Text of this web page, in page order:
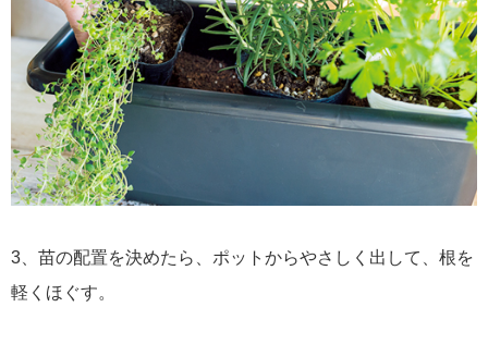
3、苗の配置を決めたら、ポットからやさしく出して、根を
軽くほぐす。